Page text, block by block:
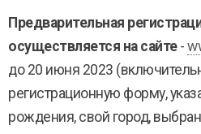
Предварительная
осуществляется на сайте -
до 20 июня 2023
регистрационную форму,
рождения, свой город,